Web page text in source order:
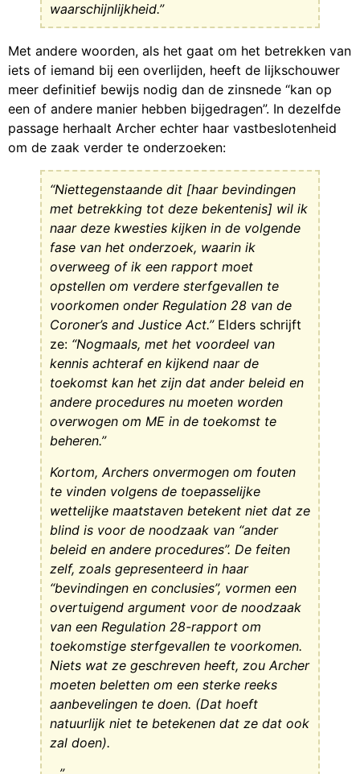
waarschijnlijkheid.”
Met andere woorden, als het gaat om het betrekken van
iets of iemand bij een overlijden, heeft de lijkschouwer
meer definitief bewijs nodig dan de zinsnede “kan op
een of andere manier hebben bijgedragen”. In dezelfde
passage herhaalt Archer echter haar vastbeslotenheid
om de zaak verder te onderzoeken:
“Niettegenstaande dit [haar bevindingen
met betrekking tot deze bekentenis] wil ik
naar deze kwesties kijken in de volgende
fase van het onderzoek, waarin ik
overweeg of ik een rapport moet
opstellen om verdere sterfgevallen te
voorkomen onder Regulation 28 van de
Coroner’s and Justice Act.” Elders schrijft
ze: “Nogmaals, met het voordeel van
kennis achteraf en kijkend naar de
toekomst kan het zijn dat ander beleid en
andere procedures nu moeten worden
overwogen om ME in de toekomst te
beheren.”
Kortom, Archers onvermogen om fouten
te vinden volgens de toepasselijke
wettelijke maatstaven betekent niet dat ze
blind is voor de noodzaak van “ander
beleid en andere procedures”. De feiten
zelf, zoals gepresenteerd in haar
“bevindingen en conclusies”, vormen een
overtuigend argument voor de noodzaak
van een Regulation 28-rapport om
toekomstige sterfgevallen te voorkomen.
Niets wat ze geschreven heeft, zou Archer
moeten beletten om een sterke reeks
aanbevelingen te doen. (Dat hoeft
natuurlijk niet te betekenen dat ze dat ook
zal doen).